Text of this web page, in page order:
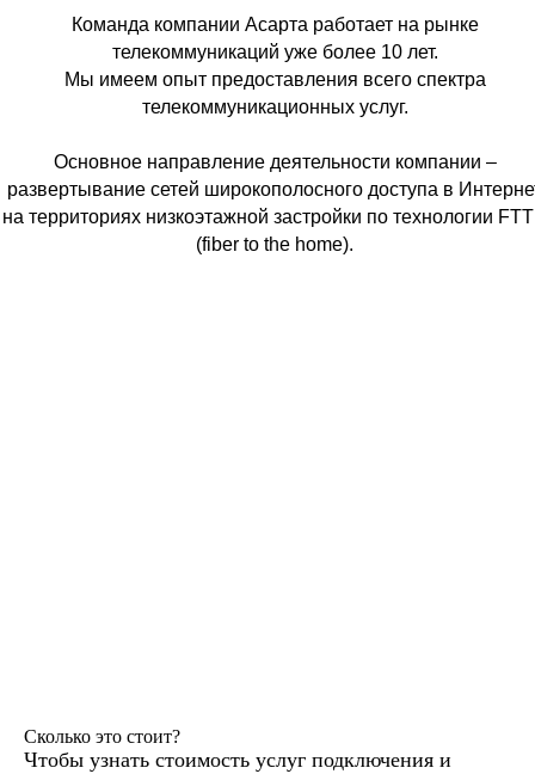
Команда компании Асарта работает на рынке
телекоммуникаций уже более 10 лет.
Мы имеем опыт предоставления всего спектра
телекоммуникационных услуг.
Основное направление деятельности компании –
развертывание сетей широкополосного доступа в
на территориях низкоэтажной застройки по технологии
(fiber to the home).
Сколько это стоит?
Чтобы узнать стоимость услуг подключения и